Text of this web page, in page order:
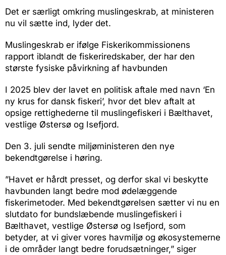
Det er særligt omkring muslingeskrab, at ministeren
nu vil sætte ind, lyder det.
Muslingeskrab er ifølge Fiskerikommissionens
rapport iblandt de fiskeriredskaber, der har den
største fysiske påvirkning af havbunden
I 2025 blev der lavet en politisk aftale med navn ‘En
ny krus for dansk fiskeri’, hvor det blev aftalt at
opsige rettighederne til muslingefiskeri i Bælthavet,
vestlige Østersø og Isefjord.
Den 3. juli sendte miljøministeren den nye
bekendtgørelse i høring.
”Havet er hårdt presset, og derfor skal vi beskytte
havbunden langt bedre mod ødelæggende
fiskerimetoder. Med bekendtgørelsen sætter vi nu en
slutdato for bundslæbende muslingefiskeri i
Bælthavet, vestlige Østersø og Isefjord, som
betyder, at vi giver vores havmiljø og økosystemerne
i de områder langt bedre forudsætninger,” siger